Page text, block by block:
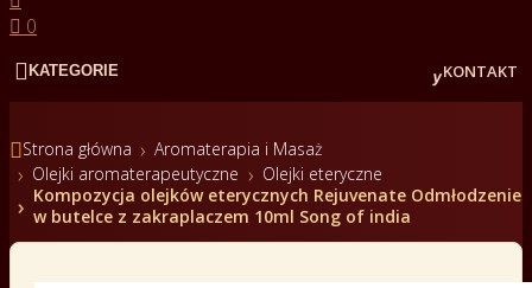
 0
 KATEGORIE KONTAKT
Strona główna
Aromaterapia i Masaż
Olejki aromaterapeutyczne
Olejki eteryczne
Kompozycja olejków eterycznych Rejuvenate Odmłodzenie
w butelce z zakraplaczem 10ml Song of india